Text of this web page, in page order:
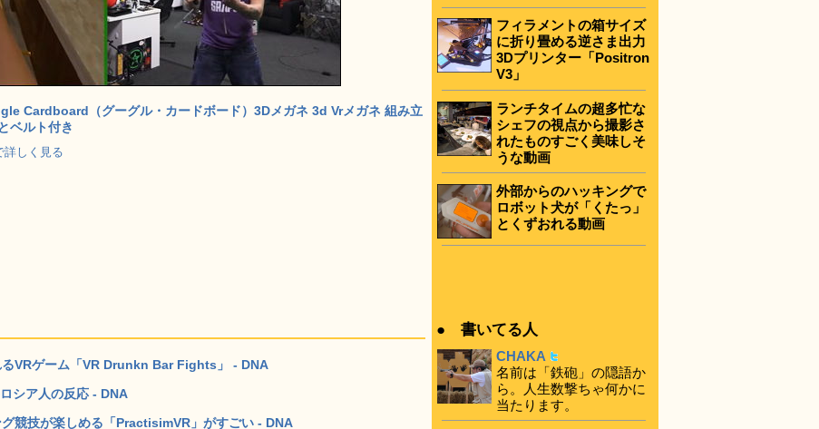
Cardboard（グーグル・カードボード）3Dメガネ 3d Vrメガネ 組み立
ベルト付き
詳しく見る
VRゲーム「VR Drunkn Bar Fights」 - DNA
シア人の反応 - DNA
競技が楽しめる「PractisimVR」がすごい - DNA
フィラメントの箱サイズ
に折り畳める逆さま出力
3Dプリンター「Positron
V3」
ランチタイムの超多忙な
シェフの視点から撮影さ
れたものすごく美味しそ
うな動画
外部からのハッキングで
ロボット犬が「くたっ」
とくずおれる動画
● 書いてる人
CHAKA
名前は「鉄砲」の隠語か
ら。人生数撃ちゃ何かに
当たります。